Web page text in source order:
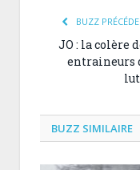
BUZZ
JO : la colère
entraineurs
BUZZ SIMILAIRE